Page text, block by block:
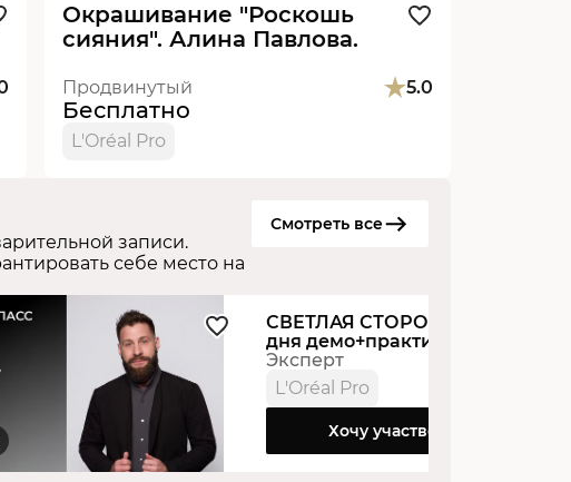
Окрашивание "Роскошь
сияния". Алина Павлова.
Продвинутый 5.0
Бесплатно
L'Oréal Pro
записи.
себе место на
Смотреть все
СВЕТЛАЯ СТОРОНА 2.0. 2
дня демо+практика. Артем
Коваль.
Эксперт
L'Oréal Pro
Хочу участвовать
Видеоурок Новинка